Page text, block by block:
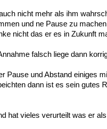
nicht mehr als ihm
und ne Pause zu
nicht das er es in Zukunft
falsch liege dann
Pause und Abstand einiges
dann ist es sein gutes
hat vieles verurteilt was er